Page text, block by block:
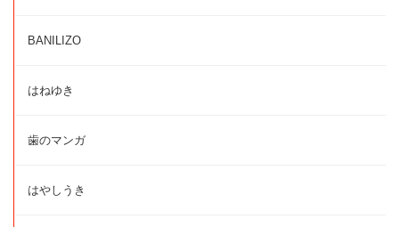
BANILIZO
はねゆき
歯のマンガ
はやしうき